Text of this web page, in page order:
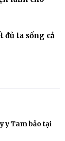
đủ ta sống cả
y Tam bảo tại